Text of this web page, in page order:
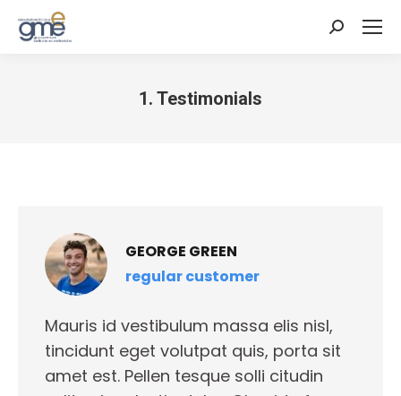
Cerca:
1. Testimonials
GEORGE GREEN
regular customer
Mauris id vestibulum massa elis nisl,
tincidunt eget volutpat quis, porta sit
amet est. Pellen tesque solli citudin